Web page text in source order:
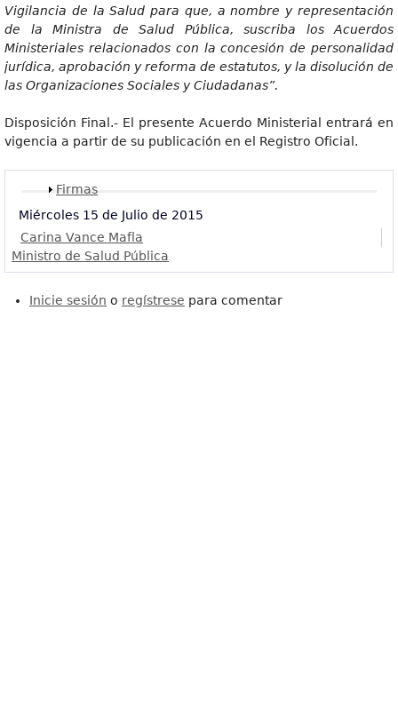
Vigilancia de la Salud para que, a nombre y representación
de la Ministra de Salud Pública, suscriba los Acuerdos
Ministeriales relacionados con la concesión de personalidad
jurídica, aprobación y reforma de estatutos, y la disolución de
las Organizaciones Sociales y Ciudadanas”.
Disposición Final.- El presente Acuerdo Ministerial entrará en
vigencia a partir de su publicación en el Registro Oficial.
Mostrar
Firmas
Miércoles 15 de Julio de 2015
Carina Vance Mafla
Ministro de Salud Pública
Inicie sesión o regístrese para comentar